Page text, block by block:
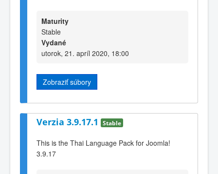
Maturity
Stable
Vydané
utorok, 21. apríl 2020, 18:00
Zobraziť súbory
Verzia 3.9.17.1 Stable
This is the Thai Language Pack for Joomla!
3.9.17